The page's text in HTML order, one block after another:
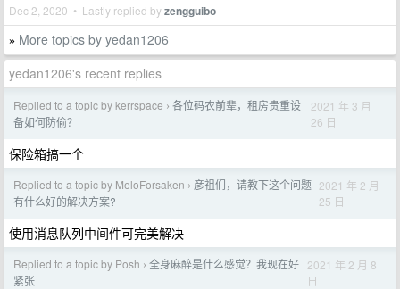
Dec 2, 2020 • Lastly replied byzengguibo
» More topics by yedan1206
yedan1206's recent replies
Replied to a topic by kerrspace › 各位码农前辈，租房贵重设
备如何防偷？
2021 年 3 月
26 日
保险箱搞一个
Replied to a topic by MeloForsaken › 彦祖们，请教下这个问题
有什么好的解决方案?
2021 年 2 月
25 日
使用消息队列中间件可完美解决
Replied to a topic by Posh › 全身麻醉是什么感觉？我现在好
紧张
2021 年 2 月 8
日